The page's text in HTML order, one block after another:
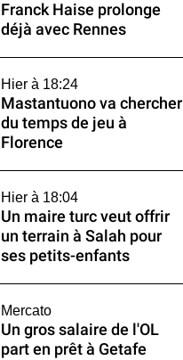
Franck Haise prolonge
déjà avec Rennes
Hier à 18:24
Mastantuono va chercher
du temps de jeu à
Florence
Hier à 18:04
Un maire turc veut offrir
un terrain à Salah pour
ses petits-enfants
Mercato
Un gros salaire de l'OL
part en prêt à Getafe